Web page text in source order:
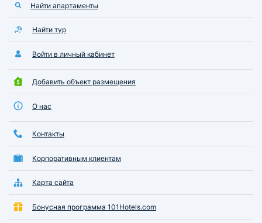
Найти апартаменты
Найти тур
Войти в личный кабинет
Добавить объект размещения
О нас
Контакты
Корпоративным клиентам
Карта сайта
Бонусная программа 101Hotels.com